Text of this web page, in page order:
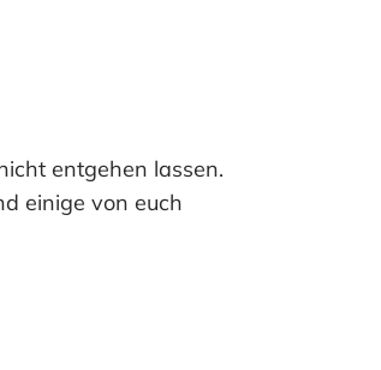
entgehen lassen.
einige von euch